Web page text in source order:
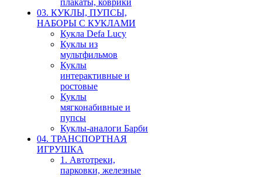
03. КУКЛЫ, ПУПСЫ,
НАБОРЫ С КУКЛАМИ
Кукла Defa Lucy
Куклы из
мультфильмов
Куклы
интерактивные и
ростовые
Куклы
мягконабивные и
пупсы
Куклы-аналоги Барби
04. ТРАНСПОРТНАЯ
ИГРУШКА
1. Автотреки,
парковки, железные